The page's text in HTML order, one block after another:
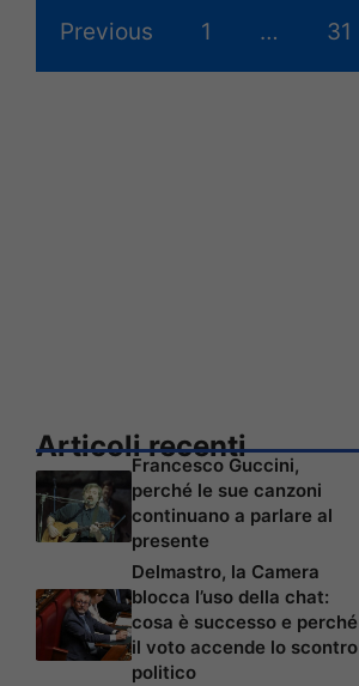
Previous 1 … 31
Articoli recenti
Francesco Guccini,
perché le sue canzoni
continuano a parlare al
presente
Delmastro, la Camera
blocca l’uso della chat:
cosa è successo e perché
il voto accende lo scontro
politico